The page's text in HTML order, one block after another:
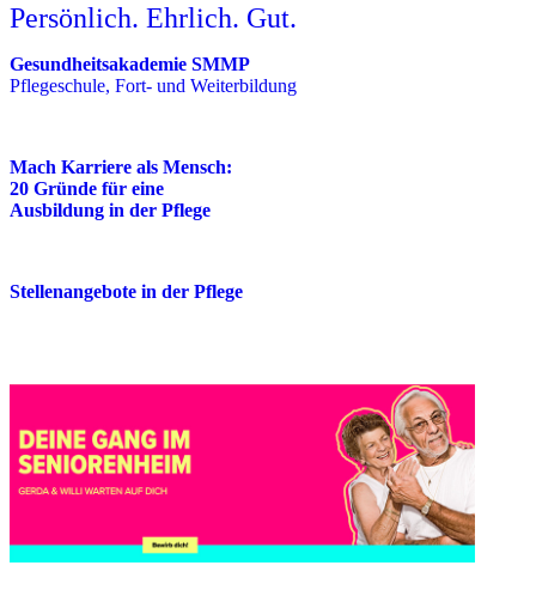
Persönlich. Ehrlich. Gut.
Gesundheitsakademie SMMP
Pflegeschule, Fort- und Weiterbildung
Mach Karriere als Mensch:
20 Gründe für eine
Ausbildung in der Pflege
Stellenangebote in der Pflege